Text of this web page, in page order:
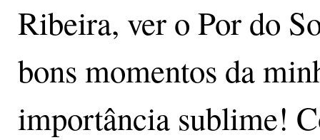
Ribeira, ver o Por do
bons momentos da
importância sublime!